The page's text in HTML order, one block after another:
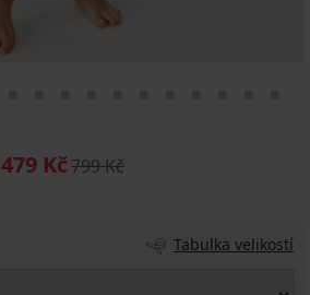
479 Kč799 Kč
Tabulka velikostí